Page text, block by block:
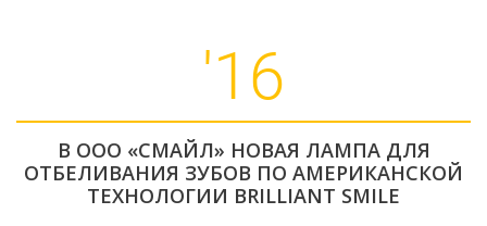
'16
В ООО «СМАЙЛ» НОВАЯ ЛАМПА ДЛЯ
ОТБЕЛИВАНИЯ ЗУБОВ ПО АМЕРИКАНСКОЙ
ТЕХНОЛОГИИ BRILLIANT SMILE